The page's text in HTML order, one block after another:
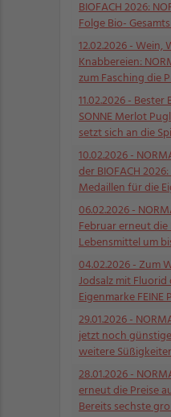
BIOFACH 2026:
Folge Bio-
12.02.2026- Wein,
Knabbereien:
zum Fasching die
11.02.2026- Bester
SONNE Merlot
setzt sich an die
10.02.2026-
der BIOFACH
Medaillen für die
06.02.2026-
Februar erneut die
Lebensmittel um
04.02.2026- Zum
Jodsalz mit
Eigenmarke FEINE
29.01.2026-
jetzt noch
weitere
28.01.2026-
erneut die Preise
Bereits sechste